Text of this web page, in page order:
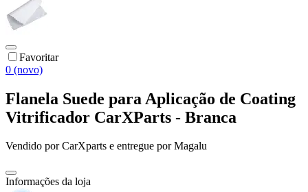
Favoritar
0 (novo)
Flanela Suede para Aplicação de Coating
Vitrificador CarXParts - Branca
Vendido porCarXparts e entregue por Magalu
Informações da loja